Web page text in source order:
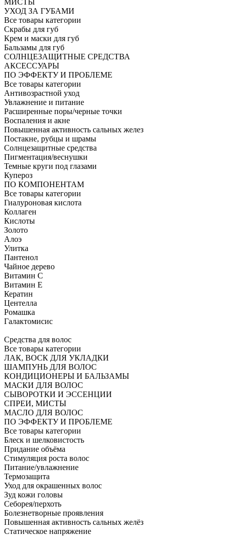
УХОД ЗА ГУБАМИ
Все товары категории
Скрабы для губ
Крем и маски для губ
Бальзамы для губ
СОЛНЦЕЗАЩИТНЫЕ СРЕДСТВА
АКСЕССУАРЫ
ПО ЭФФЕКТУ И ПРОБЛЕМЕ
Все товары категории
Антивозрастной уход
Увлажнение и питание
Расширенные поры/черные точки
Воспаления и акне
Повышенная активность сальных желез
Постакне, рубцы и шрамы
Солнцезащитные средства
Пигментация/веснушки
Темные круги под глазами
Купероз
ПО КОМПОНЕНТАМ
Все товары категории
Гиалуроновая кислота
Коллаген
Кислоты
Золото
Алоэ
Улитка
Пантенол
Чайное дерево
Витамин C
Витамин Е
Кератин
Центелла
Ромашка
Галактомисис
Средства для волос
Все товары категории
ЛАК, ВОСК ДЛЯ УКЛАДКИ
ШАМПУНЬ ДЛЯ ВОЛОС
КОНДИЦИОНЕРЫ И БАЛЬЗАМЫ
МАСКИ ДЛЯ ВОЛОС
СЫВОРОТКИ И ЭССЕНЦИИ
СПРЕИ, МИСТЫ
МАСЛО ДЛЯ ВОЛОС
ПО ЭФФЕКТУ И ПРОБЛЕМЕ
Все товары категории
Блеск и шелковистость
Придание объёма
Стимуляция роста волос
Питание/увлажнение
Термозащита
Уход для окрашенных волос
Зуд кожи головы
Себорея/перхоть
Болезнетворные проявления
Повышенная активность сальных желёз
Статическое напряжение